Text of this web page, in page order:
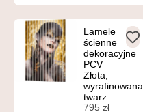
Lamele
ścienne
dekoracyjne
PCV
Złota,
wyrafinowana
twarz
795 zł